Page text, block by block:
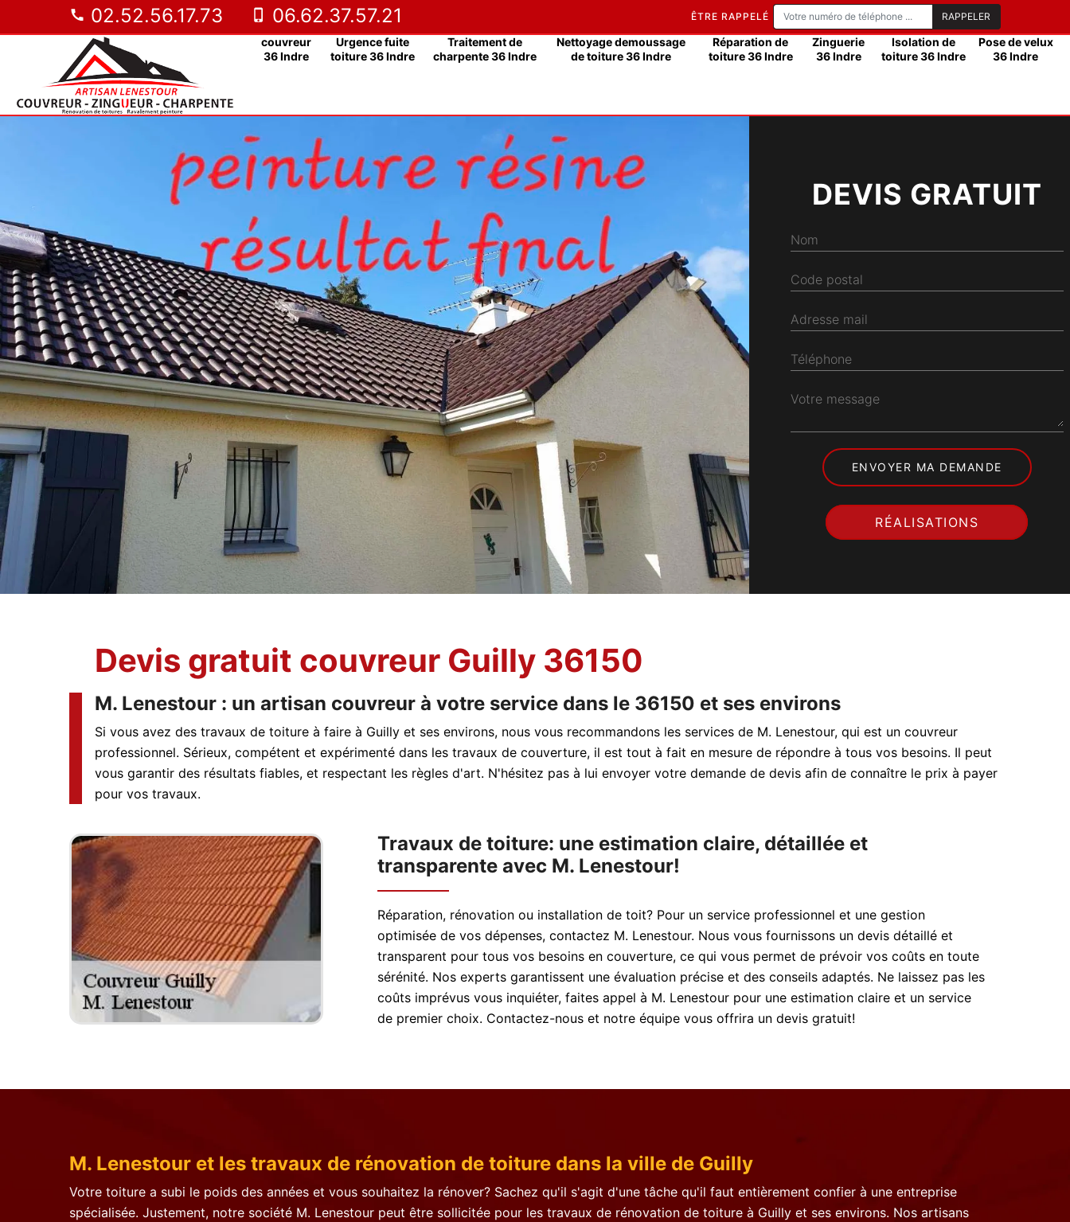
02.52.56.17.73 06.62.37.57.21 ÊTRE RAPPELÉ
couvreur
36 Indre
Urgence fuite
toiture 36 Indre
Traitement de
charpente 36 Indre
Nettoyage demoussage
de toiture 36 Indre
Réparation de
toiture 36 Indre
Zinguerie
36 Indre
Isolation de
toiture 36 Indre
Pose de velux
36 Indre
DEVIS GRATUIT
Nom
Code postal
Adresse mail
Téléphone
Votre message
RÉALISATIONS
Devis gratuit couvreur Guilly 36150
M. Lenestour : un artisan couvreur à votre service dans le 36150 et ses environs
Si vous avez des travaux de toiture à faire à Guilly et ses environs, nous vous recommandons les services de M. Lenestour, qui est un couvreur
professionnel. Sérieux, compétent et expérimenté dans les travaux de couverture, il est tout à fait en mesure de répondre à tous vos besoins. Il peut
vous garantir des résultats fiables, et respectant les règles d'art. N'hésitez pas à lui envoyer votre demande de devis afin de connaître le prix à payer
pour vos travaux.
Travaux de toiture: une estimation claire, détaillée et
transparente avec M. Lenestour!
Réparation, rénovation ou installation de toit? Pour un service professionnel et une gestion
optimisée de vos dépenses, contactez M. Lenestour. Nous vous fournissons un devis détaillé et
transparent pour tous vos besoins en couverture, ce qui vous permet de prévoir vos coûts en toute
sérénité. Nos experts garantissent une évaluation précise et des conseils adaptés. Ne laissez pas les
coûts imprévus vous inquiéter, faites appel à M. Lenestour pour une estimation claire et un service
de premier choix. Contactez-nous et notre équipe vous offrira un devis gratuit!
M. Lenestour et les travaux de rénovation de toiture dans la ville de Guilly
Votre toiture a subi le poids des années et vous souhaitez la rénover? Sachez qu'il s'agit d'une tâche qu'il faut entièrement confier à une entreprise
spécialisée. Justement, notre société M. Lenestour peut être sollicitée pour les travaux de rénovation de toiture à Guilly et ses environs. Nos artisans